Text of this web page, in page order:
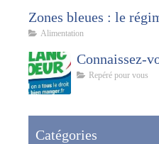
Zones bleues : le
Alimentation
Connaissez-
Repéré pour vous
Catégories